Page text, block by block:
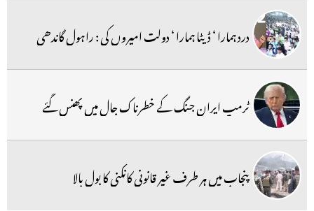
درد ہمارا ‘ ڈیٹا ہمارا ‘ دولت امیروں کی : راہول گاندھی
ٹرمپ ایران جنگ کے خطرناک جال میں پھنس گئے
پنجاب میں ہر طرف غیر قانونی کانکنی کا بول بالا